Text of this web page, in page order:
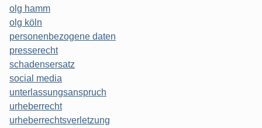
olg hamm
olg köln
personenbezogene daten
presserecht
schadensersatz
social media
unterlassungsanspruch
urheberrecht
urheberrechtsverletzung